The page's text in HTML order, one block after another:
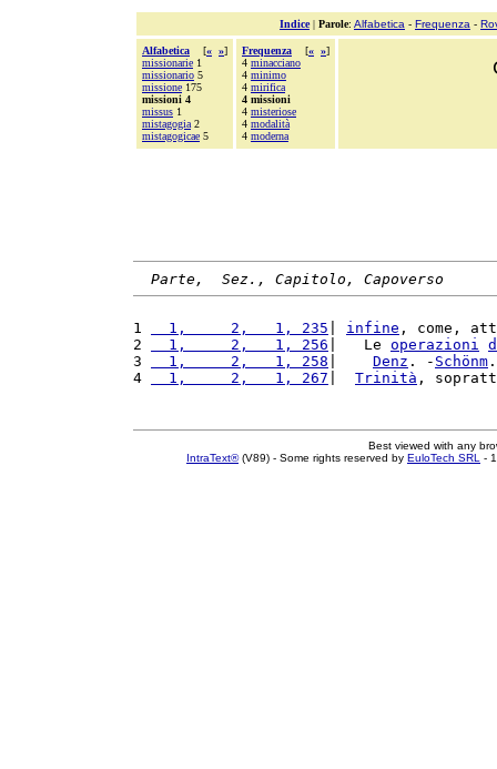
Indice| Parole: Alfabetica - Frequenza -
Alfabetica [« »]
missionarie 1
missionario 5
missione 175
missioni 4
missus 1
mistagogia 2
mistagogicae 5
Frequenza [« »]
4 minacciano
4 minimo
4 mirifica
4 missioni
4 misteriose
4 modalità
4 moderna
Parte,  Sez., Capitolo, Capoverso
1
  1,     2,   1, 235
infine , come,
2
  1,     2,   1, 256
|   Le operazioni
3
  1,     2,   1, 258
Denz . - Schönm
4
  1,     2,   1, 267
Trinità ,
Best viewed with any
IntraText®(V89) - Some rights reserved by EuloTech SRL -